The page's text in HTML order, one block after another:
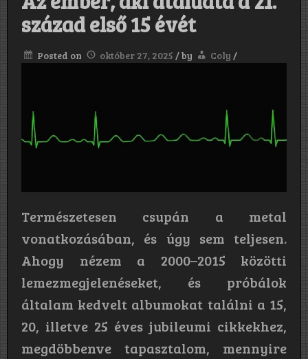
század első 15 évét
Posted on október 27, 2025 /by Coly /
Természetesen csupán a metal
vonatkozásában, és úgy sem teljesen.
Ahogy nézem a 2000–2015 közötti
lemezmegjelenéseket, és próbálok
általam kedvelt albumokat találni a 15,
20, illetve 25 éves jubileumi cikkekhez,
megdöbbenve tapasztalom, mennyire